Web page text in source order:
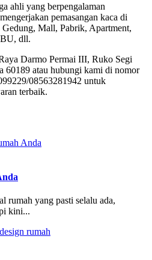
ahli yang berpengalaman
pemasangan kaca di
Mall, Pabrik, Apartment,
dll.
Darmo Permai III, Ruko Segi
60189 atau hubungi kami di nomor
08563281942 untuk
terbaik.
rumah yang pasti selalu ada,
kini...